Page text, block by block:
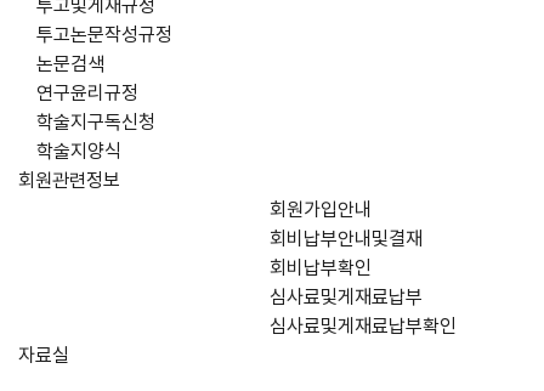
투고및게재규정
투고논문작성규정
논문검색
연구윤리규정
학술지구독신청
학술지양식
회원관련정보
회원가입안내
회비납부안내및결재
회비납부확인
심사료및게재료납부
심사료및게재료납부확인
자료실